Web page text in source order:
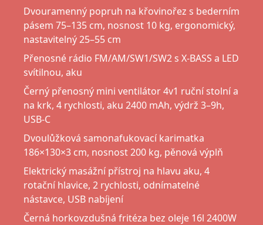
Dvouramenný popruh na křovinořez s bederním
pásem 75–135 cm, nosnost 10 kg, ergonomický,
nastavitelný 25–55 cm
Přenosné rádio FM/AM/SW1/SW2 s X-BASS a LED
svítilnou, aku
Černý přenosný mini ventilátor 4v1 ruční stolní a
na krk, 4 rychlosti, aku 2400 mAh, výdrž 3–9h,
USB-C
Dvoulůžková samonafukovací karimatka
186×130×3 cm, nosnost 200 kg, pěnová výplň
Elektrický masážní přístroj na hlavu aku, 4
rotační hlavice, 2 rychlosti, odnímatelné
nástavce, USB nabíjení
Černá horkovzdušná fritéza bez oleje 16l 2400W